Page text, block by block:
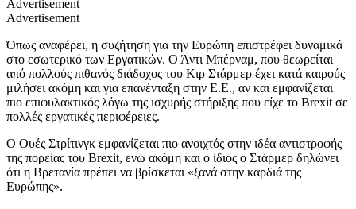
Advertisement
Advertisement
Όπως αναφέρει, η συζήτηση για την Ευρώπη επιστρέφει δυναμικά
στο εσωτερικό των Εργατικών. Ο Άντι Μπέρναμ, που θεωρείται
από πολλούς πιθανός διάδοχος του Κιρ Στάρμερ έχει κατά καιρούς
μιλήσει ακόμη και για επανένταξη στην Ε.Ε., αν και εμφανίζεται
πιο επιφυλακτικός λόγω της ισχυρής στήριξης που είχε το Brexit σε
πολλές εργατικές περιφέρειες.
Ο Ουές Στρίτινγκ εμφανίζεται πιο ανοιχτός στην ιδέα αντιστροφής
της πορείας του Brexit, ενώ ακόμη και ο ίδιος ο Στάρμερ δηλώνει
ότι η Βρετανία πρέπει να βρίσκεται «ξανά στην καρδιά της
Ευρώπης».